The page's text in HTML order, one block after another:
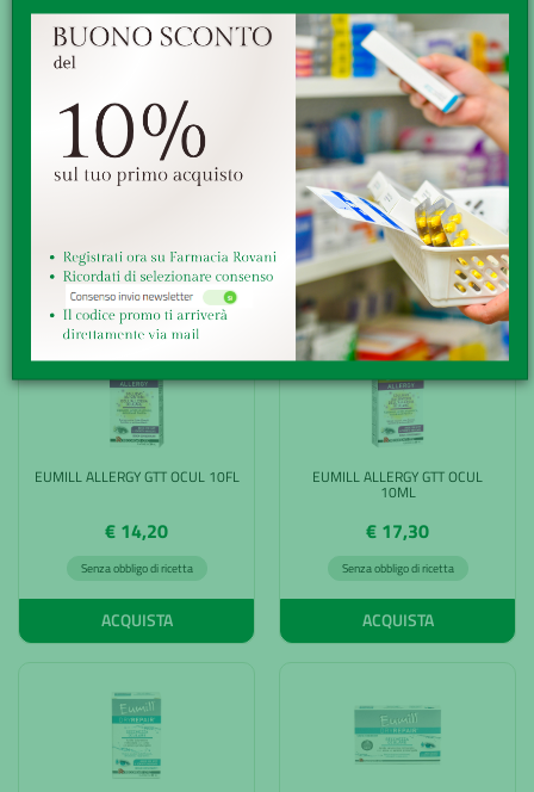
DIABEC 20CPS MOLLI
ACQUISTA
DROPSEPT SOLUZIONE
OFTALMICA
€ 19,50
Senza obbligo di ricetta
ACQUISTA
EUMILL ALLERGY GTT OCUL 10FL
€ 14,20
Senza obbligo di ricetta
ACQUISTA
EUMILL ALLERGY GTT OCUL
10ML
€ 17,30
Senza obbligo di ricetta
ACQUISTA